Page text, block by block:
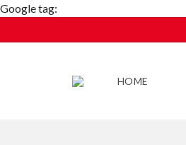
Google tag:
HOME